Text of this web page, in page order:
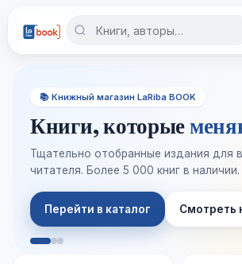
📚 Книжный магазин LaRiba BOOK
Книги, которые
Тщательно отобранные издания для
читателя. Более 5 000 книг в наличии.
Перейти в каталог Смотреть